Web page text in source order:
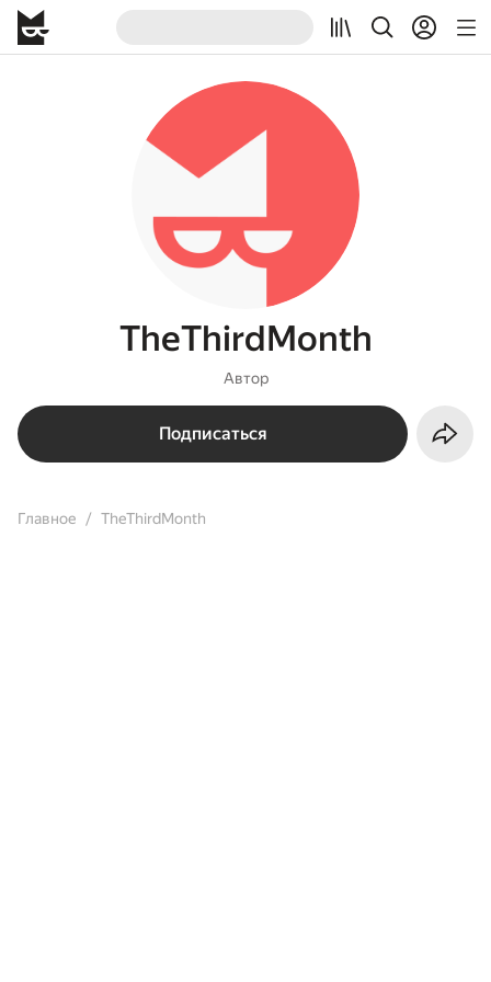
TheThirdMonth
Автор
Подписаться
Главное TheThirdMonth